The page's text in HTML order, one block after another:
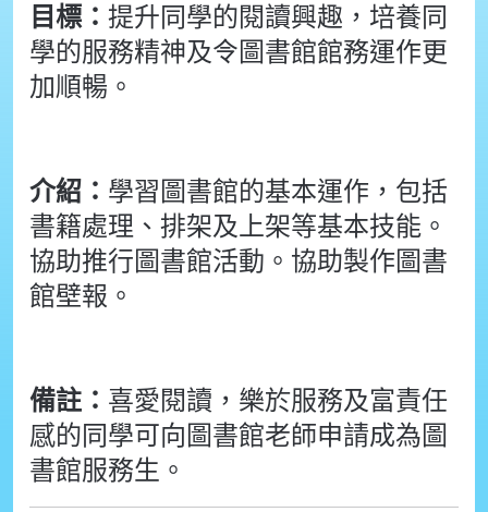
目標： 提升同學的閱讀興趣，培養同
學的服務精神及令圖書館館務運作更
加順暢。
介紹： 學習圖書館的基本運作，包括
書籍處理、排架及上架等基本技能。
協助推行圖書館活動。 協助製作圖書
館壁報。
備註： 喜愛閱讀，樂於服務及富責任
感的同學可向圖書館老師申請成為圖
書館服務生。